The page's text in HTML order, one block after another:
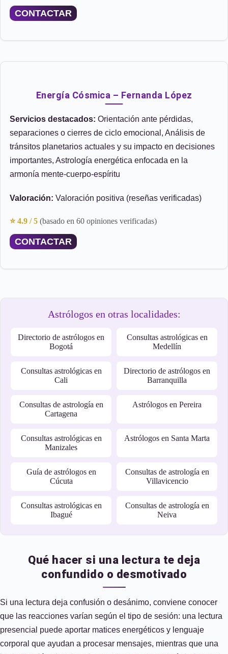
CONTACTAR
Energía Cósmica – Fernanda López
Servicios destacados: Orientación ante pérdidas,
separaciones o cierres de ciclo emocional, Análisis de
tránsitos planetarios actuales y su impacto en decisiones
importantes, Astrología energética enfocada en la
armonía mente-cuerpo-espíritu
Valoración: Valoración positiva (reseñas verificadas)
⭐ 4.9 / 5 (basado en 60 opiniones verificadas)
CONTACTAR
Astrólogos en otras localidades:
Directorio de astrólogos en
Bogotá
Consultas astrológicas en
Medellín
Consultas astrológicas en
Cali
Directorio de astrólogos en
Barranquilla
Consultas de astrología en
Cartagena
Astrólogos en Pereira
Consultas astrológicas en
Manizales
Astrólogos en Santa Marta
Guía de astrólogos en
Cúcuta
Consultas de astrología en
Villavicencio
Consultas astrológicas en
Ibagué
Consultas de astrología en
Neiva
Qué hacer si una lectura te deja
confundido o desmotivado
Si una lectura deja confusión o desánimo, conviene conocer
que las reacciones varían según el tipo de sesión: una lectura
presencial puede aportar matices energéticos y lenguaje
corporal que ayudan a procesar mensajes, mientras que una